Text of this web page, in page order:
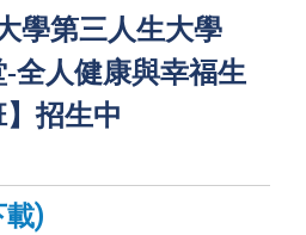
學第三人生大學
-全人健康與幸福生
】招生中
載)